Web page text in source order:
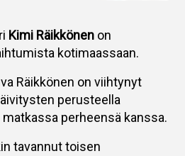
Kimi Räikkönen on
kotimaassaan.
Räikkönen on viihtynyt
perusteella
perheensä kanssa.
tavannut toisen